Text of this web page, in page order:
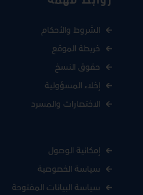
الشروط والأحكام
خريطة الموقع
حقوق النسخ
إخلاء المسؤولية
الاختصارات والمسرد
إمكانية الوصول
سياسة الخصوصية
سياسة البيانات المفتوحة